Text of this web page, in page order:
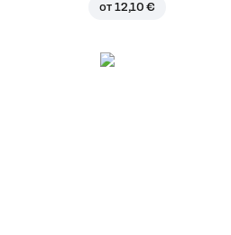
от 12,10 €